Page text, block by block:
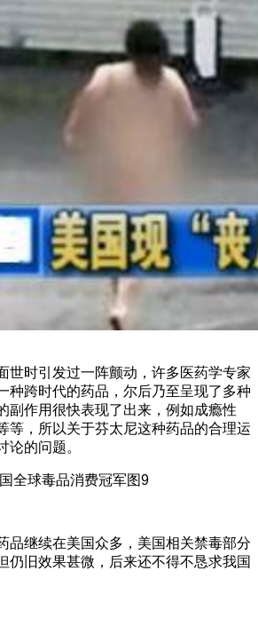
世时引发过一阵颤动，许多医药学专家
种跨时代的药品，尔后乃至呈现了多种
副作用很快表现了出来，例如成瘾性
等，所以关于芬太尼这种药品的合理运
论的问题。
品继续在美国众多，美国相关禁毒部分
仍旧效果甚微，后来还不得不恳求我国